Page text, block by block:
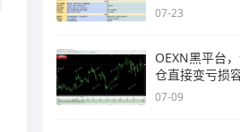
07-23
OEXN黑平台
仓直接变亏损
07-09